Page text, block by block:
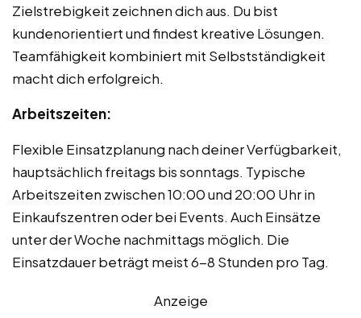
Zielstrebigkeit zeichnen dich aus. Du bist
kundenorientiert und findest kreative Lösungen.
Teamfähigkeit kombiniert mit Selbstständigkeit
macht dich erfolgreich.
Arbeitszeiten:
Flexible Einsatzplanung nach deiner Verfügbarkeit,
hauptsächlich freitags bis sonntags. Typische
Arbeitszeiten zwischen 10:00 und 20:00 Uhr in
Einkaufszentren oder bei Events. Auch Einsätze
unter der Woche nachmittags möglich. Die
Einsatzdauer beträgt meist 6-8 Stunden pro Tag.
Anzeige